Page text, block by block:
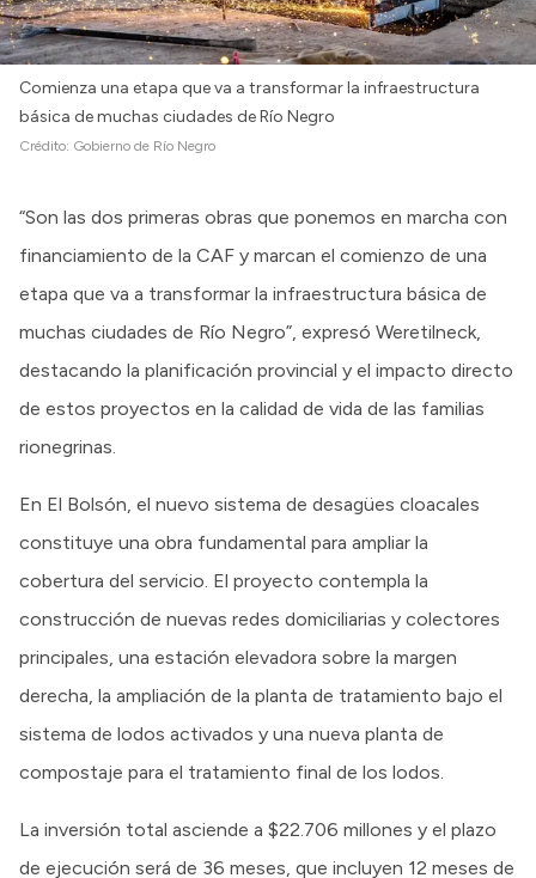
Comienza una etapa que va a transformar la infraestructura
básica de muchas ciudades de Río Negro
Crédito: Gobierno de Río Negro
“Son las dos primeras obras que ponemos en marcha con
financiamiento de la CAF y marcan el comienzo de una
etapa que va a transformar la infraestructura básica de
muchas ciudades de Río Negro”, expresó Weretilneck,
destacando la planificación provincial y el impacto directo
de estos proyectos en la calidad de vida de las familias
rionegrinas.
En El Bolsón, el nuevo sistema de desagües cloacales
constituye una obra fundamental para ampliar la
cobertura del servicio. El proyecto contempla la
construcción de nuevas redes domiciliarias y colectores
principales, una estación elevadora sobre la margen
derecha, la ampliación de la planta de tratamiento bajo el
sistema de lodos activados y una nueva planta de
compostaje para el tratamiento final de los lodos.
La inversión total asciende a $22.706 millones y el plazo
de ejecución será de 36 meses, que incluyen 12 meses de